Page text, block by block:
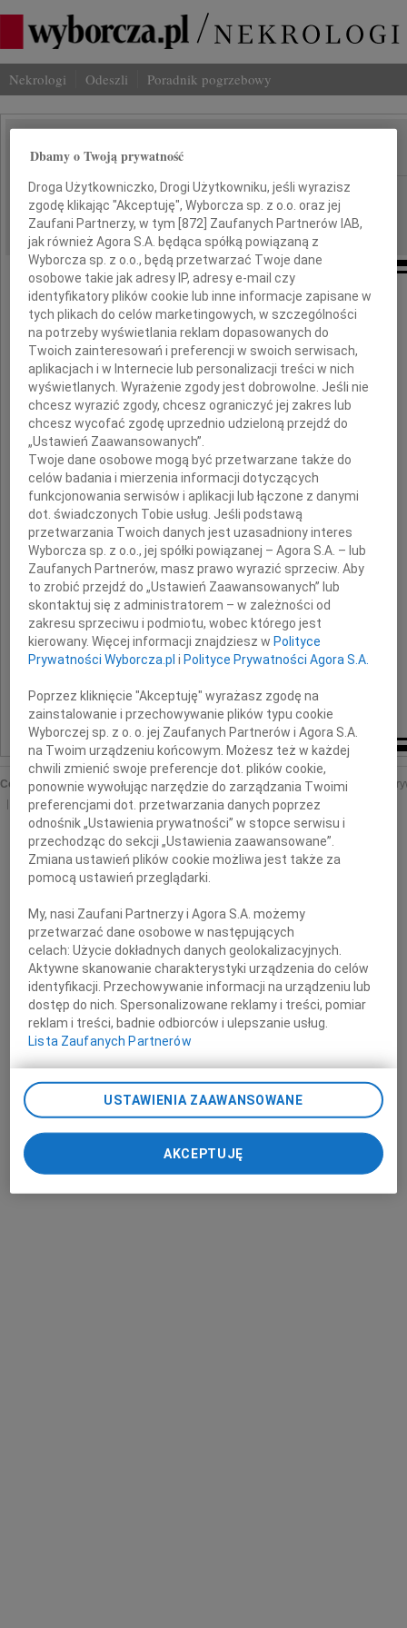
Nekrologi Odeszli Poradnik pogrzebowy
IMIĘ I NAZWISKO:
REGION: Bydgoszcz
DATA EMISJI: 12.04.2011
Panu
Jerzemu Strzeleckiemu
serdeczne wyrazy współczucia
z powodu śmierci
Syna
składają
Zarząd, Koleżanki i Koledzy
z firmy Rieber Foods Polska we Włocławku
Copyright © Wyborcza sp. z o.o. O nas Staże u nas Reklama
Polityka
Ustawienia prywatności
Dbamy o Twoją prywatność
Droga Użytkowniczko, Drogi Użytkowniku, jeśli wyrazisz
zgodę klikając "Akceptuję", Wyborcza sp. z o.o. oraz jej
Zaufani Partnerzy, w tym [872 ] Zaufanych Partnerów IAB,
jak również Agora S.A. będąca spółką powiązaną z
Wyborcza sp. z o.o., będą przetwarzać Twoje dane
osobowe takie jak adresy IP, adresy e-mail czy
identyfikatory plików cookie lub inne informacje zapisane w
tych plikach do celów marketingowych, w szczególności
na potrzeby wyświetlania reklam dopasowanych do
Twoich zainteresowań i preferencji w swoich serwisach,
aplikacjach i w Internecie lub personalizacji treści w nich
wyświetlanych. Wyrażenie zgody jest dobrowolne. Jeśli nie
chcesz wyrazić zgody, chcesz ograniczyć jej zakres lub
chcesz wycofać zgodę uprzednio udzieloną przejdź do
„Ustawień Zaawansowanych”.
Twoje dane osobowe mogą być przetwarzane także do
celów badania i mierzenia informacji dotyczących
funkcjonowania serwisów i aplikacji lub łączone z danymi
dot. świadczonych Tobie usług. Jeśli podstawą
przetwarzania Twoich danych jest uzasadniony interes
Wyborcza sp. z o.o., jej spółki powiązanej – Agora S.A. – lub
Zaufanych Partnerów, masz prawo wyrazić sprzeciw. Aby
to zrobić przejdź do „Ustawień Zaawansowanych” lub
skontaktuj się z administratorem – w zależności od
zakresu sprzeciwu i podmiotu, wobec którego jest
kierowany. Więcej informacji znajdziesz w Polityce
Prywatności Wyborcza.pl i Polityce Prywatności Agora S.A.
Poprzez kliknięcie "Akceptuję" wyrażasz zgodę na
zainstalowanie i przechowywanie plików typu cookie
Wyborczej sp. z o. o. jej Zaufanych Partnerów i Agora S.A.
na Twoim urządzeniu końcowym. Możesz też w każdej
chwili zmienić swoje preferencje dot. plików cookie,
ponownie wywołując narzędzie do zarządzania Twoimi
preferencjami dot. przetwarzania danych poprzez
odnośnik „Ustawienia prywatności” w stopce serwisu i
przechodząc do sekcji „Ustawienia zaawansowane”.
Zmiana ustawień plików cookie możliwa jest także za
pomocą ustawień przeglądarki.
My, nasi Zaufani Partnerzy i Agora S.A. możemy
przetwarzać dane osobowe w następujących
celach:Użycie dokładnych danych geolokalizacyjnych.
Aktywne skanowanie charakterystyki urządzenia do celów
identyfikacji. Przechowywanie informacji na urządzeniu lub
dostęp do nich. Spersonalizowane reklamy i treści, pomiar
reklam i treści, badnie odbiorców i ulepszanie usług.
Lista Zaufanych Partnerów
USTAWIENIA ZAAWANSOWANE
AKCEPTUJĘ